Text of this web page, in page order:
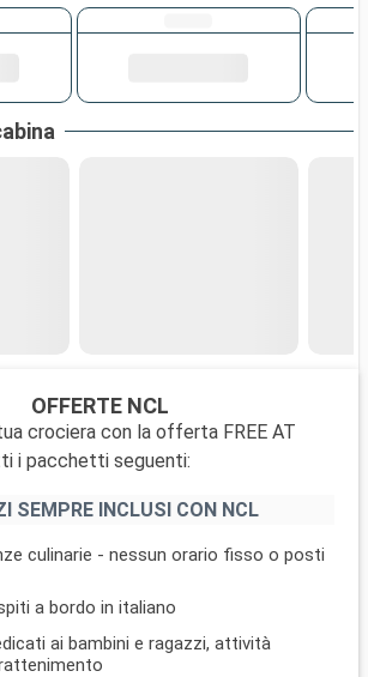
OFFERTE NCL
crociera con la offerta FREE AT
i pacchetti seguenti:
SEMPRE INCLUSI CON NCL
culinarie - nessun orario fisso o posti
a bordo in italiano
ai bambini e ragazzi, attività